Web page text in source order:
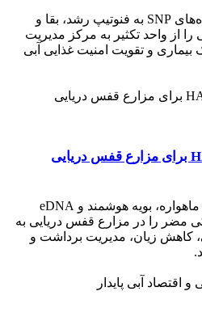
ژنومیکس انتخابی با اتصال داده‌های SNP به فنوتیپ رشد، بقا و
از واحد تکثیر به مرکز مدیریت
و تقویت امنیت غذایی آبی
سامانه هشدار HAB با ترکیب ماهواره، بویه هوشمند و eDNA
مضر را در مزارع قفس دریایی به
کاهش زیان، مدیریت برداشت و